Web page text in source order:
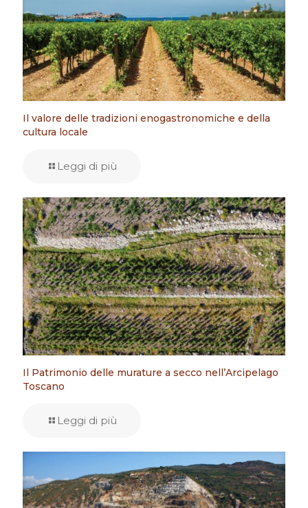
Il valore delle tradizioni enogastronomiche e della
cultura locale
Leggi di più
Il Patrimonio delle murature a secco nell’Arcipelago
Toscano
Leggi di più